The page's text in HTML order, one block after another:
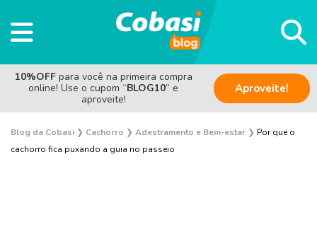
10%OFF para você na primeira compra
online! Use o cupom “BLOG10” e
aproveite!
Aproveite!
Blog da Cobasi ❯ Cachorro ❯ Adestramento e Bem-estar ❯ Por que o
cachorro fica puxando a guia no passeio